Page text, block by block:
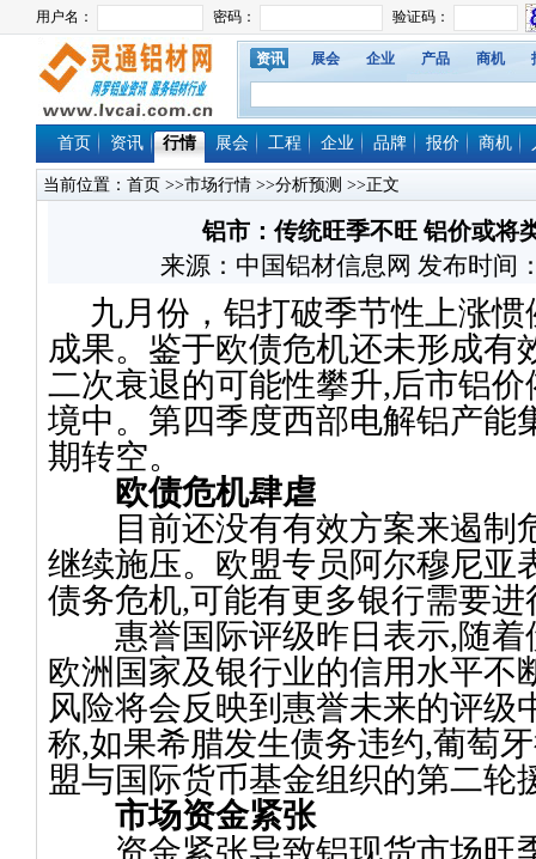
资讯 展会 企业 产品 商机
首页 资讯 行情 展会 工程 企业 品牌 报价 商机
当前位置： 首页 >>市场行情 >>分析预测 >>正文
铝市：传统旺季不旺 铝价或将
来源：中国铝材信息网 发布时间
九月份，铝打破季节性上涨惯
成果。鉴于欧债危机还未形成有
二次衰退的可能性攀升,后市铝
境中。第四季度西部电解铝产能
期转空。
欧债危机肆虐
目前还没有有效方案来遏制
继续施压。欧盟专员阿尔穆尼亚
债务危机,可能有更多银行需要
惠誉国际评级昨日表示,随
欧洲国家及银行业的信用水平不
风险将会反映到惠誉未来的评级
称,如果希腊发生债务违约,葡萄
盟与国际货币基金组织的第二轮
市场资金紧张
资金紧张导致铝现货市场旺